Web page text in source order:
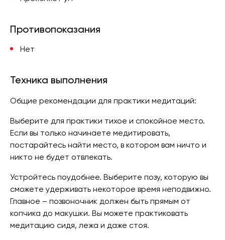
Противопоказания
Нет
Техника выполнения
Общие рекомендации для практики медитаций:
Выберите для практики тихое и спокойное место.
Если вы только начинаете медитировать,
постарайтесь найти место, в котором вам ничто и
никто не будет отвлекать.
Устройтесь поудобнее. Выберите позу, которую вы
сможете удерживать некоторое время неподвижно.
Главное – позвоночник должен быть прямым от
копчика до макушки. Вы можете практиковать
медитацию сидя, лежа и даже стоя.